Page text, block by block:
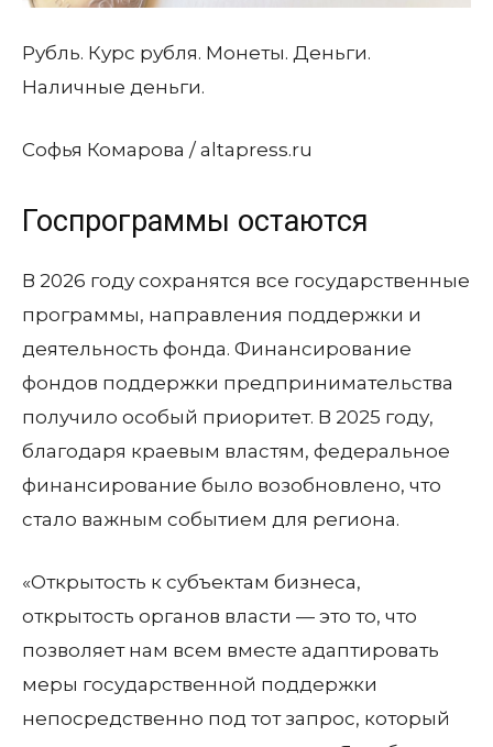
Рубль. Курс рубля. Монеты. Деньги.
Наличные деньги.
Софья Комарова / altapress.ru
Госпрограммы остаются
В 2026 году сохранятся все государственные
программы, направления поддержки и
деятельность фонда. Финансирование
фондов поддержки предпринимательства
получило особый приоритет. В 2025 году,
благодаря краевым властям, федеральное
финансирование было возобновлено, что
стало важным событием для региона.
«Открытость к субъектам бизнеса,
открытость органов власти — это то, что
позволяет нам всем вместе адаптировать
меры государственной поддержки
непосредственно под тот запрос, который